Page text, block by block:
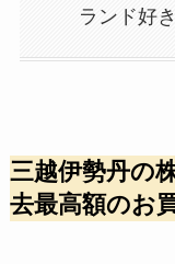
ランド好
三越伊勢丹の
去最高額のお